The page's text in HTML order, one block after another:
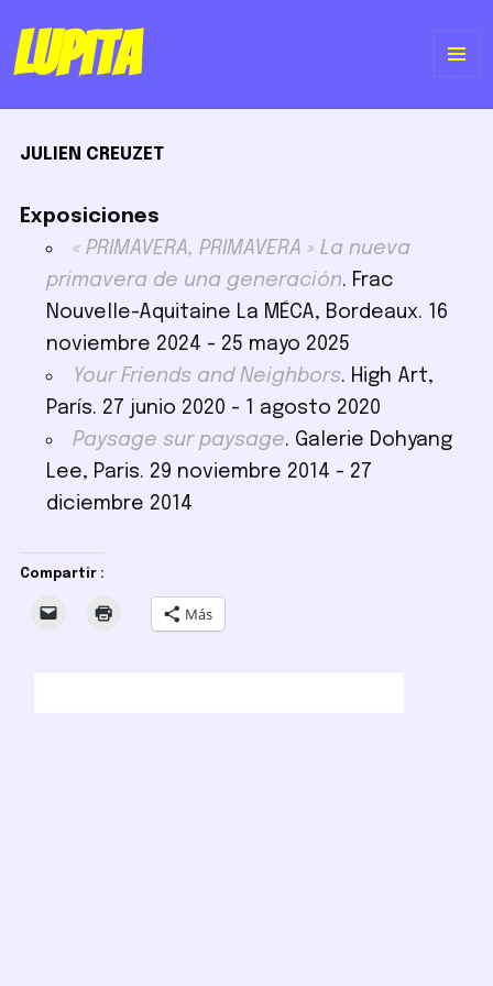
Lupita
JULIEN CREUZET
Exposiciones
« PRIMAVERA, PRIMAVERA » La nueva
primavera de una generación. Frac
Nouvelle-Aquitaine La MÉCA, Bordeaux. 16
noviembre 2024 - 25 mayo 2025
Your Friends and Neighbors. High Art,
París. 27 junio 2020 - 1 agosto 2020
Paysage sur paysage. Galerie Dohyang
Lee, Paris. 29 noviembre 2014 - 27
diciembre 2014
Compartir :
Más